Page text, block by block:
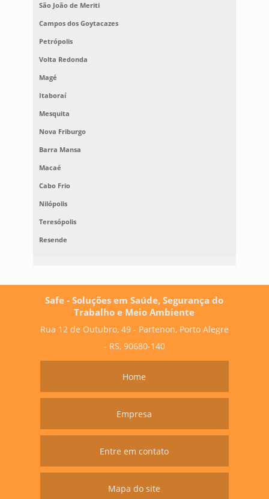
São João de Meriti
Campos dos Goytacazes
Petrópolis
Volta Redonda
Magé
Itaboraí
Mesquita
Nova Friburgo
Barra Mansa
Macaé
Cabo Frio
Nilópolis
Teresópolis
Resende
Safe - Soluções em Saúde, Segurança do
Trabalho e Meio Ambiente
Rua 12 de Outubro, 49 - Partenon, Porto Alegre
- RS, 90680-140
Home
Empresa
Entre em contato
Mapa do site